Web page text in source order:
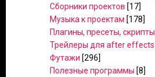
Сборники проектов [17]
Музыка к проектам [178]
Плагины, пресеты, скрипты
Трейлеры для after effects
Футажи [296]
Полезные программы [8]